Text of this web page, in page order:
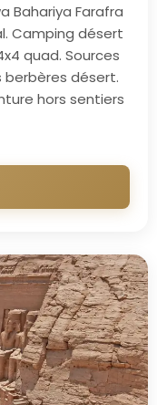
Bahariya Farafra
Camping désert
quad. Sources
berbères désert.
hors sentiers